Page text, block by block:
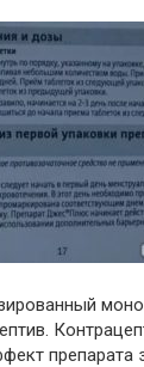
препарата